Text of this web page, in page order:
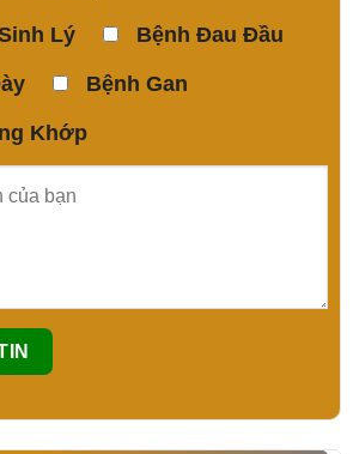
Lý Bệnh Đau Đầu
Bệnh Gan
Khớp